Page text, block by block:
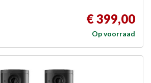
€ 399,00
Op voorraad